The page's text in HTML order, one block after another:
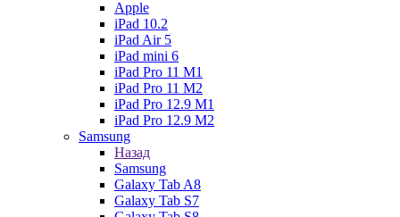
Apple
iPad 10.2
iPad Air 5
iPad mini 6
iPad Pro 11 M1
iPad Pro 11 M2
iPad Pro 12.9 M1
iPad Pro 12.9 M2
Samsung
Назад
Samsung
Galaxy Tab A8
Galaxy Tab S7